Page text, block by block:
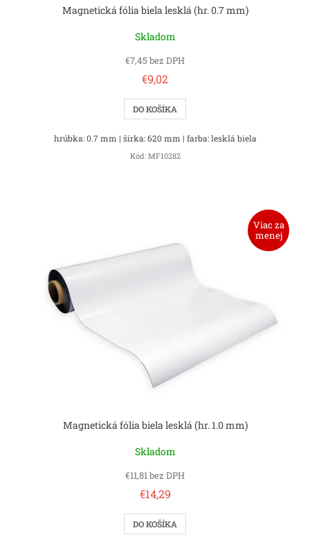
Magnetická fólia biela lesklá (hr. 0.7 mm)
Skladom
€7,45 bez DPH
€9,02
DO KOŠÍKA
hrúbka: 0.7 mm | šírka: 620 mm | farba: lesklá biela
Kód: MF10282
Viac za
menej
Magnetická fólia biela lesklá (hr. 1.0 mm)
Skladom
€11,81 bez DPH
€14,29
DO KOŠÍKA